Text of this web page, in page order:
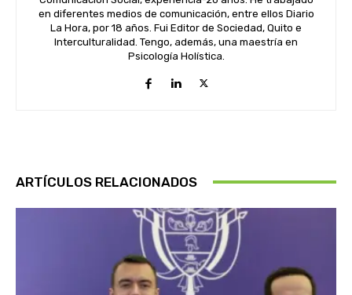
en diferentes medios de comunicación, entre ellos Diario
La Hora, por 18 años. Fui Editor de Sociedad, Quito e
Interculturalidad. Tengo, además, una maestría en
Psicología Holística.
ARTÍCULOS RELACIONADOS